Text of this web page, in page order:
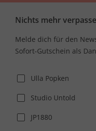
Nichts mehr
Melde dich für den
Sofort-Gutschein als
Ulla Popken
Studio Untold
JP1880